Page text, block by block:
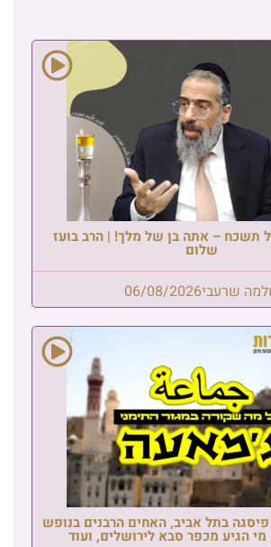
תשכח – אתה בן של מלך! | הרב בועז
שלום
שרעבי06/08/2026
בתל אביב, האחים הרבנים בנופש
הגיע מכפר סבא לירושלים, ועוד